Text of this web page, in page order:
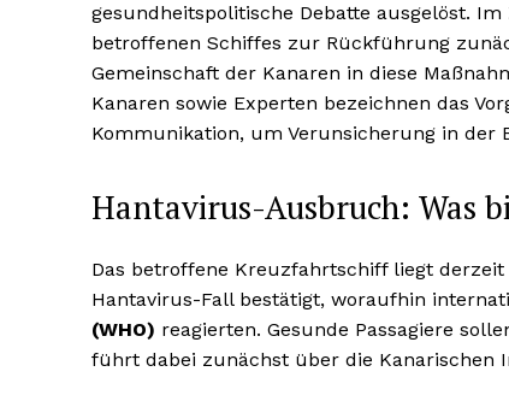
gesundheitspolitische Debatte ausgelöst.
betroffenen Schiffes zur Rückführung
Gemeinschaft der Kanaren in diese
Kanaren sowie Experten bezeichnen das
Kommunikation, um Verunsicherung in der
Hantavirus-Ausbruch: Was
Das betroffene Kreuzfahrtschiff liegt
Hantavirus-Fall bestätigt, woraufhin
(WHO) reagierten. Gesunde Passagiere
führt dabei zunächst über die Kanarischen